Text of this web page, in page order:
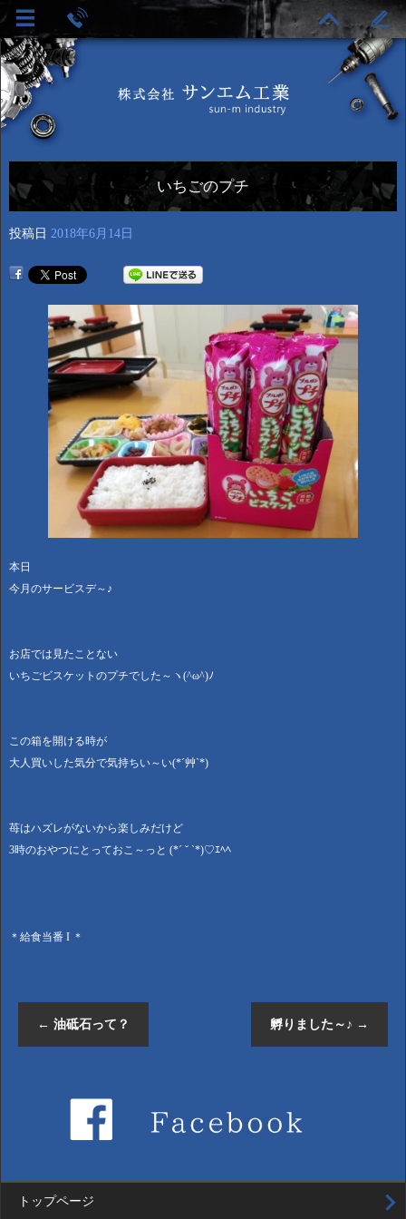
いちごのプチ
投稿日 2018年6月14日
本日
今月のサービスデ～♪
お店では見たことない
いちごビスケットのプチでした～ヽ(^ω^)ﾉ
この箱を開ける時が
大人買いした気分で気持ちい～い(*´艸`*)
苺はハズレがないから楽しみだけど
3時のおやつにとっておこ～っと (*´ ˘ `*)♡ｴﾍﾍ
＊給食当番 I ＊
← 油砥石って？ 孵りました～♪ →
トップページ